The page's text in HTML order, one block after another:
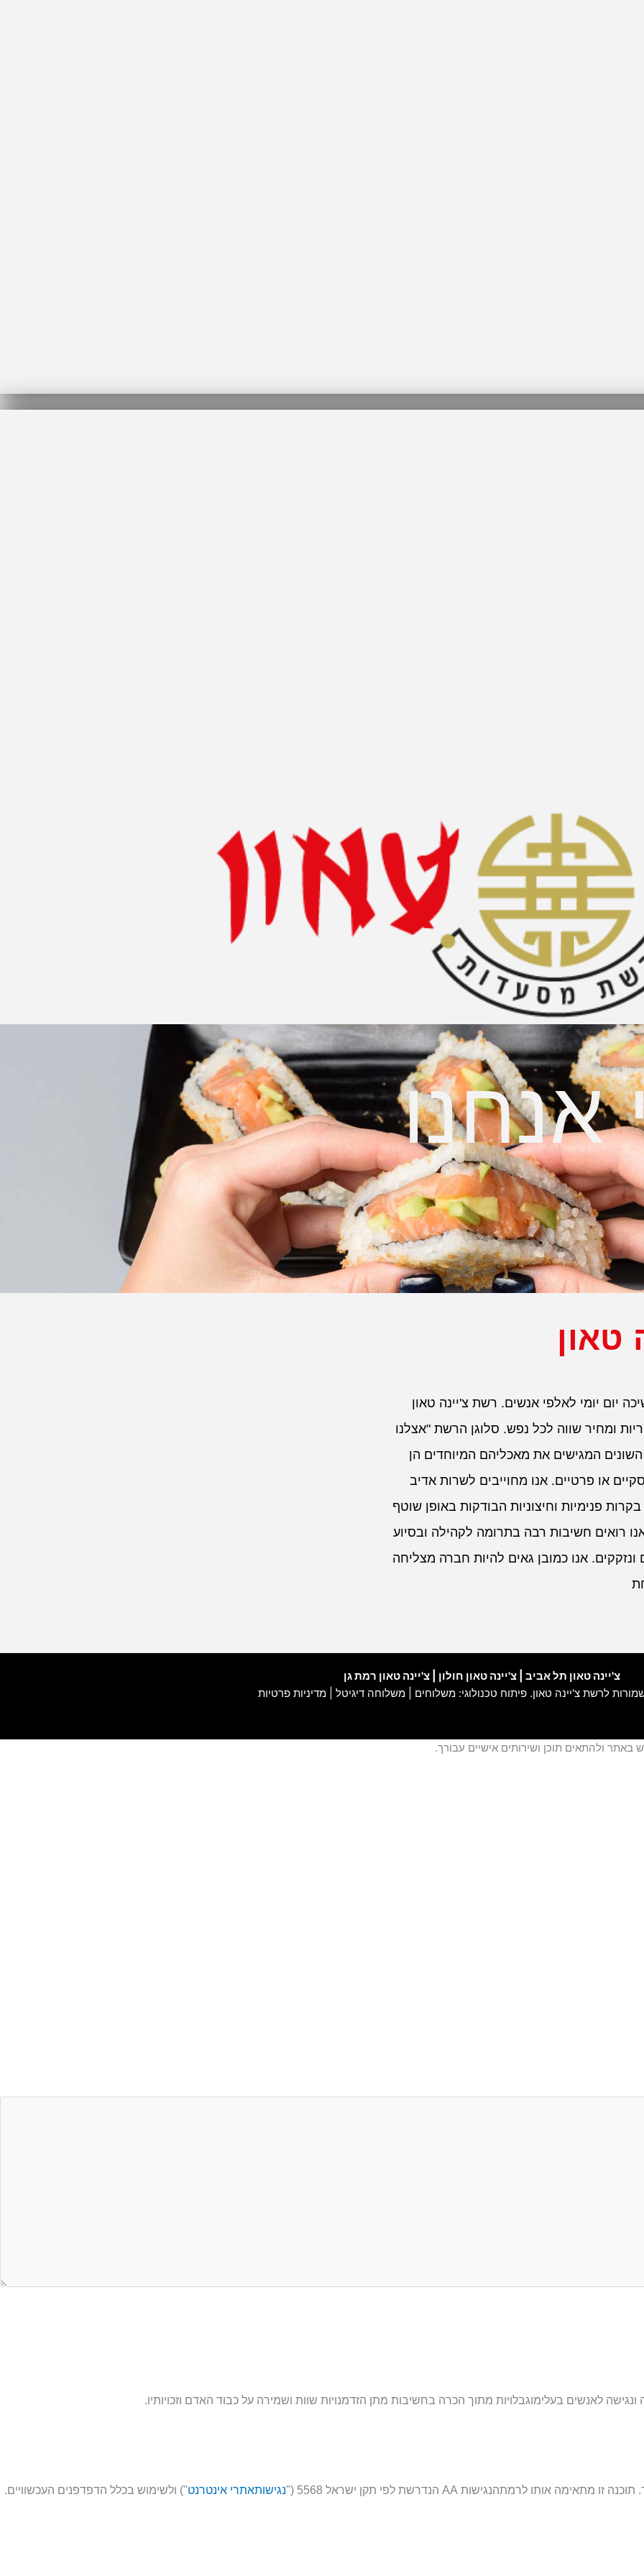
אנחנו
טאון
יום יומי לאלפי אנשים. רשת צ'יינה טאון
ומחיר שווה לכל נפש. סלוגן הרשת "אצלנו
המגישים את מאכליהם המיוחדים הן
או פרטיים. אנו מחוייבים לשרות אדיב
פנימיות וחיצוניות הבודקות באופן שוטף
רואים חשיבות רבה בתרומה לקהילה ובסיוע
אנו כמובן גאים להיות חברה מצליחה
צ'יינה טאון תל אביב צ'יינה טאון חולון
צ'יינה טאון רמת גן
לרשתצ'יינה טאון. פיתוח טכנולוגי:משלוחים |משלוחה דיגיטל |מדיניות פרטיות
ולהתאים תוכן ושירותים אישיים עבורך.
לאנשים בעלימוגבלויות מתוך הכרה בחשיבות מתן הזדמנויות שוות ושמירה על כבוד האדם וזכויותיו.
זו מתאימה אותו לרמתהנגישות AA הנדרשת לפי תקן ישראל 5568 (" נגישותאתרי אינטרנט") ולשימוש בכלל הדפדפנים העכשוויים.